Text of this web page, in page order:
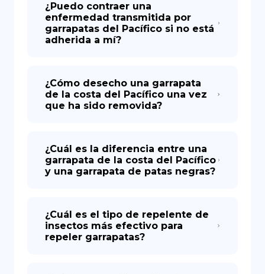
¿Puedo contraer una
enfermedad transmitida por
garrapatas del Pacífico si no está
adherida a mí?
¿Cómo desecho una garrapata
de la costa del Pacífico una vez
que ha sido removida?
¿Cuál es la diferencia entre una
garrapata de la costa del Pacífico
y una garrapata de patas negras?
¿Cuál es el tipo de repelente de
insectos más efectivo para
repeler garrapatas?